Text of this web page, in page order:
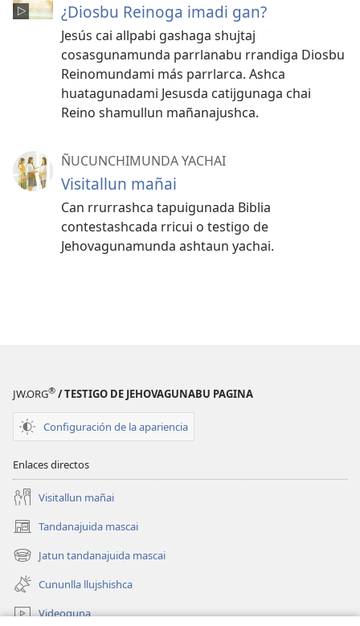
¿Diosbu Reinoga imadi gan?
Jesús cai allpabi gashaga shujtaj
cosasgunamunda parrlanabu rrandiga Diosbu
Reinomundami más parrlarca. Ashca
huatagunadami Jesusda catijgunaga chai
Reino shamullun mañanajushca.
ÑUCUNCHIMUNDA YACHAI
Visitallun mañai
Can rrurrashca tapuigunada Biblia
contestashcada rricui o testigo de
Jehovagunamunda ashtaun yachai.
JW.ORG® / TESTIGO DE JEHOVAGUNABU PAGINA
Configuración de la apariencia
Enlaces directos
Visitallun mañai
Tandanajuida mascai
(abre
una
nueva
ventana)
Jatun tandanajuida mascai
(abre
una
nueva
ventana)
Cununlla llujshishca
Videoguna